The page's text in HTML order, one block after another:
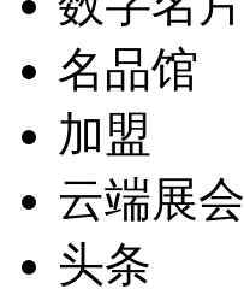
名品馆
加盟
云端展会
头条